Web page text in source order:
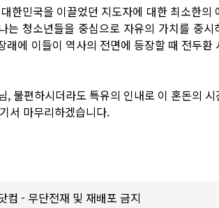
한민국을 이끌었던 지도자에 대한 최소한의
청소년들을 중심으로 자유의 가치를 중시
에 이들이 역사의 전면에 등장할 때 전두환
불편하시더라도 특유의 인내로 이 혼돈의
서 마무리하겠습니다.
- 무단전재 및 재배포 금지